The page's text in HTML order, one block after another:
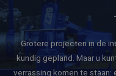
Grotere projecten in de
kundig gepland. Maar u
verrassing komen te